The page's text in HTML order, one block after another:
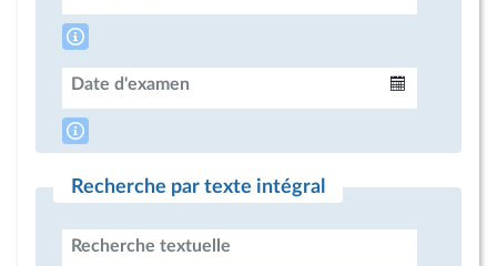
Date d'examen
Recherche par texte intégral
Recherche textuelle